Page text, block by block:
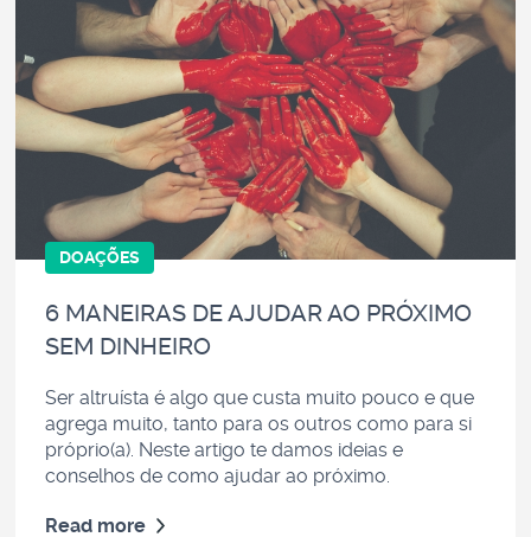
DOAÇÕES
6 MANEIRAS DE AJUDAR AO PRÓXIMO
SEM DINHEIRO
Ser altruísta é algo que custa muito pouco e que
agrega muito, tanto para os outros como para si
próprio(a). Neste artigo te damos ideias e
conselhos de como ajudar ao próximo.
Read more